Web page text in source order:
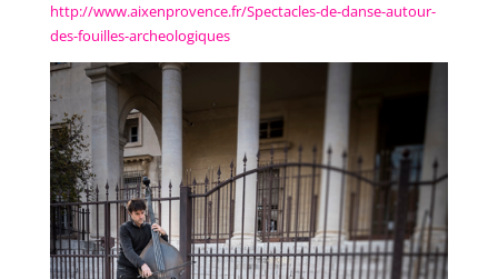
http://www.aixenprovence.fr/Spectacles-de-danse-autour-
des-fouilles-archeologiques